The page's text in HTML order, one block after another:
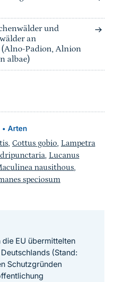
und
an
(Alno-Padion, Alnion
albae)
• Arten
, Cottus gobio, Lampetra
, Lucanus
nausithous,
speciosum
EU übermittelten
(Stand:
Schutzgründen